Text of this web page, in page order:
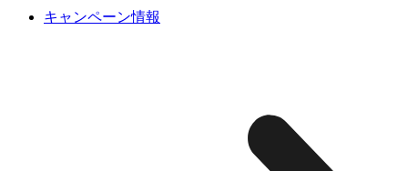
キャンペーン情報